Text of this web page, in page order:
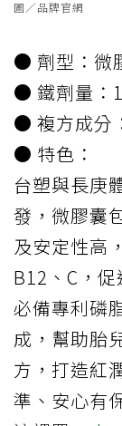
圖／品牌官網
● 劑型：微
● 鐵劑量：
● 複方成分
● 特色：
台塑與長庚
發，微膠囊
及安定性高
B12、C，
必備專利磷
成，幫助胎
方，打造紅
準、安心有